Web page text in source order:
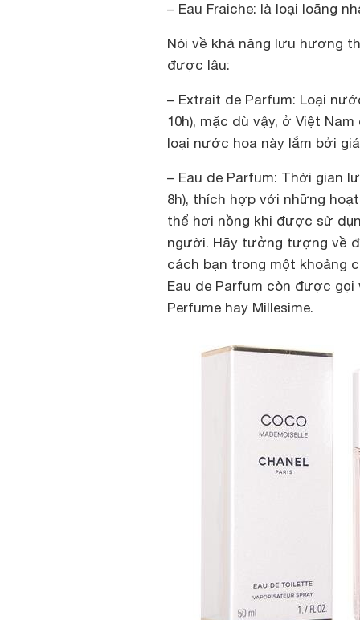
– Eau Fraiche: là loại loãng
Nói về khả năng lưu hương
được lâu:
– Extrait de Parfum: Loại
10h), mặc dù vậy, ở Việt
loại nước hoa này lắm bởi
– Eau de Parfum: Thời gian
8h), thích hợp với những
thể hơi nồng khi được sử
người. Hãy tưởng tượng về
cách bạn trong một khoảng
Eau de Parfum còn được
Perfume hay Millesime.